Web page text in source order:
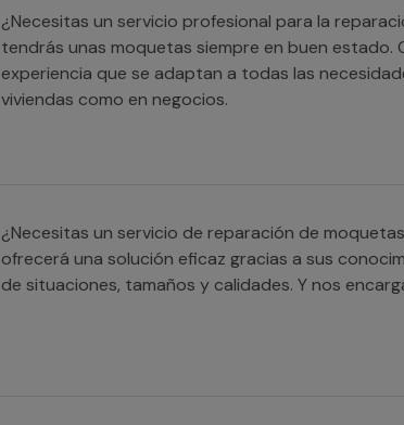
¿Necesitas un servicio profesional para la
tendrás unas moquetas siempre en buen
experiencia que se adaptan a todas las
viviendas como en negocios.
¿Necesitas un servicio de reparación de
ofrecerá una solución eficaz gracias a sus
de situaciones, tamaños y calidades. Y nos